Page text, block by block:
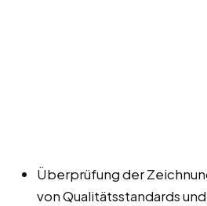
Überprüfung der
von Qualitätsstandards